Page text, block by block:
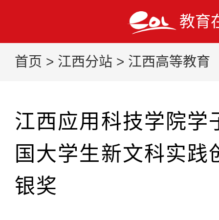
教育
首页 > 江西分站 > 江西高等教育
江西应用科技学院学
国大学生新文科实践
银奖